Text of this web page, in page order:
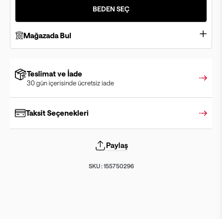
BEDEN SEÇ
Mağazada Bul
Teslimat ve İade
30 gün içerisinde ücretsiz iade
Taksit Seçenekleri
Paylaş
SKU :155750296